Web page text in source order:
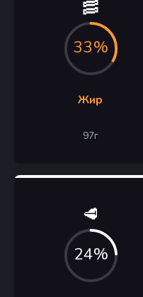
🥓
33%
Жир
97г
🥩
24%